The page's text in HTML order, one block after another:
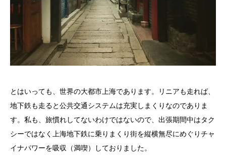
とはいっても、世界の大都市上海であります。リニアも走れば、
地下鉄も走ると公共交通システムは充実しまくりなのでありま
す。私も、旅慣れしてないわけではないので、出張期間中はタク
シーではなく上海地下鉄に乗りまくり街を縦横無尽にめぐりチャ
イナパワーを吸収（満喫）しておりました。